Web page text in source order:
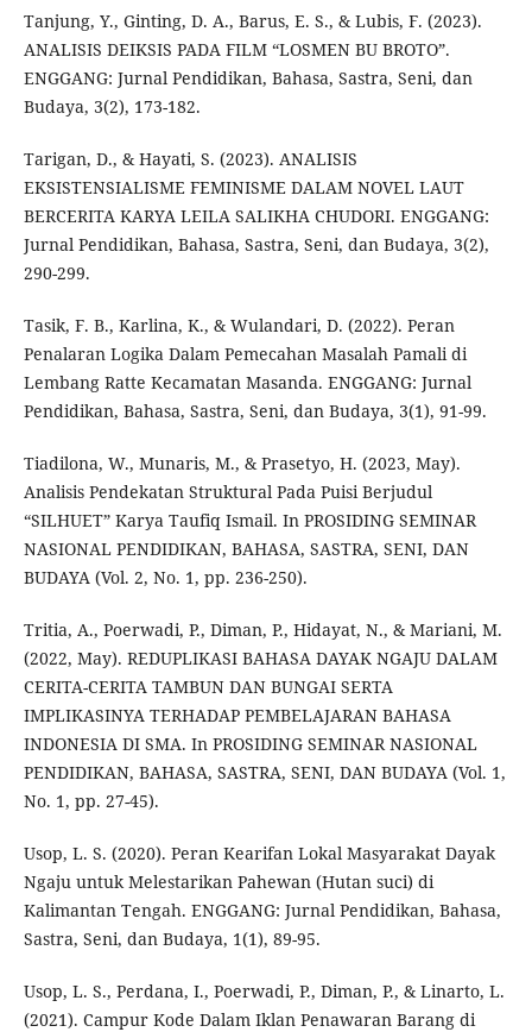
Tanjung, Y., Ginting, D. A., Barus, E. S., & Lubis, F. (2023).
ANALISIS DEIKSIS PADA FILM “LOSMEN BU BROTO”.
ENGGANG: Jurnal Pendidikan, Bahasa, Sastra, Seni, dan
Budaya, 3(2), 173-182.
Tarigan, D., & Hayati, S. (2023). ANALISIS
EKSISTENSIALISME FEMINISME DALAM NOVEL LAUT
BERCERITA KARYA LEILA SALIKHA CHUDORI. ENGGANG:
Jurnal Pendidikan, Bahasa, Sastra, Seni, dan Budaya, 3(2),
290-299.
Tasik, F. B., Karlina, K., & Wulandari, D. (2022). Peran
Penalaran Logika Dalam Pemecahan Masalah Pamali di
Lembang Ratte Kecamatan Masanda. ENGGANG: Jurnal
Pendidikan, Bahasa, Sastra, Seni, dan Budaya, 3(1), 91-99.
Tiadilona, W., Munaris, M., & Prasetyo, H. (2023, May).
Analisis Pendekatan Struktural Pada Puisi Berjudul
“SILHUET” Karya Taufiq Ismail. In PROSIDING SEMINAR
NASIONAL PENDIDIKAN, BAHASA, SASTRA, SENI, DAN
BUDAYA (Vol. 2, No. 1, pp. 236-250).
Tritia, A., Poerwadi, P., Diman, P., Hidayat, N., & Mariani, M.
(2022, May). REDUPLIKASI BAHASA DAYAK NGAJU DALAM
CERITA-CERITA TAMBUN DAN BUNGAI SERTA
IMPLIKASINYA TERHADAP PEMBELAJARAN BAHASA
INDONESIA DI SMA. In PROSIDING SEMINAR NASIONAL
PENDIDIKAN, BAHASA, SASTRA, SENI, DAN BUDAYA (Vol. 1,
No. 1, pp. 27-45).
Usop, L. S. (2020). Peran Kearifan Lokal Masyarakat Dayak
Ngaju untuk Melestarikan Pahewan (Hutan suci) di
Kalimantan Tengah. ENGGANG: Jurnal Pendidikan, Bahasa,
Sastra, Seni, dan Budaya, 1(1), 89-95.
Usop, L. S., Perdana, I., Poerwadi, P., Diman, P., & Linarto, L.
(2021). Campur Kode Dalam Iklan Penawaran Barang di